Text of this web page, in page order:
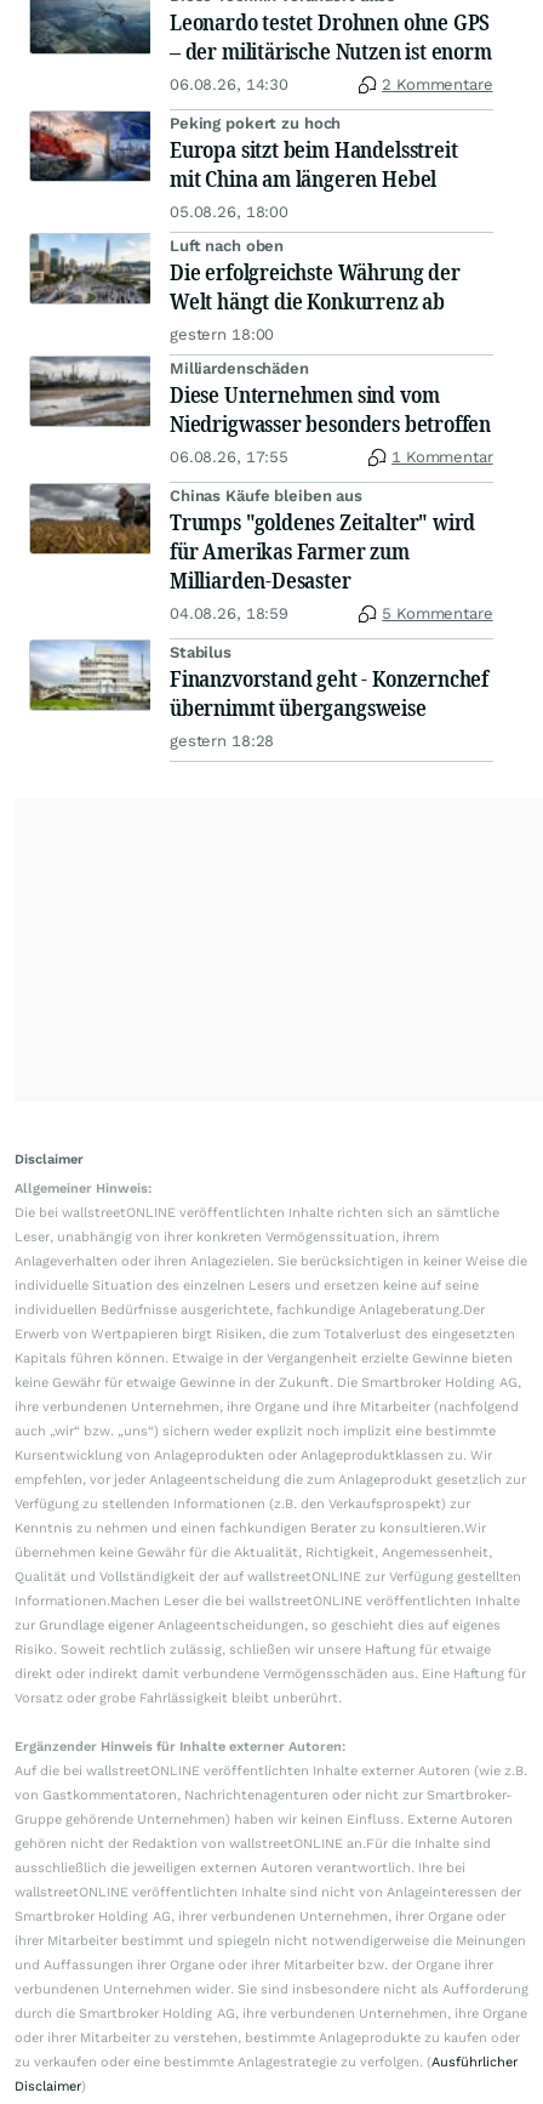
Leonardo testet Drohnen ohne GPS
– der militärische Nutzen ist enorm
06.08.26, 14:30 2 Kommentare
Peking pokert zu hoch
Europa sitzt beim Handelsstreit
mit China am längeren Hebel
05.08.26, 18:00
Luft nach oben
Die erfolgreichste Währung der
Welt hängt die Konkurrenz ab
gestern 18:00
Milliardenschäden
Diese Unternehmen sind vom
Niedrigwasser besonders betroffen
06.08.26, 17:55 1 Kommentar
Chinas Käufe bleiben aus
Trumps "goldenes Zeitalter" wird
für Amerikas Farmer zum
Milliarden-Desaster
04.08.26, 18:59 5 Kommentare
Stabilus
Finanzvorstand geht - Konzernchef
übernimmt übergangsweise
gestern 18:28
Disclaimer
Allgemeiner Hinweis:
Die bei wallstreetONLINE veröffentlichten Inhalte richten sich an sämtliche
Leser, unabhängig von ihrer konkreten Vermögenssituation, ihrem
Anlageverhalten oder ihren Anlagezielen. Sie berücksichtigen in keiner Weise die
individuelle Situation des einzelnen Lesers und ersetzen keine auf seine
individuellen Bedürfnisse ausgerichtete, fachkundige Anlageberatung.Der
Erwerb von Wertpapieren birgt Risiken, die zum Totalverlust des eingesetzten
Kapitals führen können. Etwaige in der Vergangenheit erzielte Gewinne bieten
keine Gewähr für etwaige Gewinne in der Zukunft. Die Smartbroker Holding AG,
ihre verbundenen Unternehmen, ihre Organe und ihre Mitarbeiter (nachfolgend
auch „wir“ bzw. „uns“) sichern weder explizit noch implizit eine bestimmte
Kursentwicklung von Anlageprodukten oder Anlageproduktklassen zu. Wir
empfehlen, vor jeder Anlageentscheidung die zum Anlageprodukt gesetzlich zur
Verfügung zu stellenden Informationen (z.B. den Verkaufsprospekt) zur
Kenntnis zu nehmen und einen fachkundigen Berater zu konsultieren.Wir
übernehmen keine Gewähr für die Aktualität, Richtigkeit, Angemessenheit,
Qualität und Vollständigkeit der auf wallstreetONLINE zur Verfügung gestellten
Informationen.Machen Leser die bei wallstreetONLINE veröffentlichten Inhalte
zur Grundlage eigener Anlageentscheidungen, so geschieht dies auf eigenes
Risiko. Soweit rechtlich zulässig, schließen wir unsere Haftung für etwaige
direkt oder indirekt damit verbundene Vermögensschäden aus. Eine Haftung für
Vorsatz oder grobe Fahrlässigkeit bleibt unberührt.
Ergänzender Hinweis für Inhalte externer Autoren:
Auf die bei wallstreetONLINE veröffentlichten Inhalte externer Autoren (wie z.B.
von Gastkommentatoren, Nachrichtenagenturen oder nicht zur Smartbroker-
Gruppe gehörende Unternehmen) haben wir keinen Einfluss. Externe Autoren
gehören nicht der Redaktion von wallstreetONLINE an.Für die Inhalte sind
ausschließlich die jeweiligen externen Autoren verantwortlich. Ihre bei
wallstreetONLINE veröffentlichten Inhalte sind nicht von Anlageinteressen der
Smartbroker Holding AG, ihrer verbundenen Unternehmen, ihrer Organe oder
ihrer Mitarbeiter bestimmt und spiegeln nicht notwendigerweise die Meinungen
und Auffassungen ihrer Organe oder ihrer Mitarbeiter bzw. der Organe ihrer
verbundenen Unternehmen wider. Sie sind insbesondere nicht als Aufforderung
durch die Smartbroker Holding AG, ihre verbundenen Unternehmen, ihre Organe
oder ihrer Mitarbeiter zu verstehen, bestimmte Anlageprodukte zu kaufen oder
zu verkaufen oder eine bestimmte Anlagestrategie zu verfolgen. (Ausführlicher
Disclaimer)